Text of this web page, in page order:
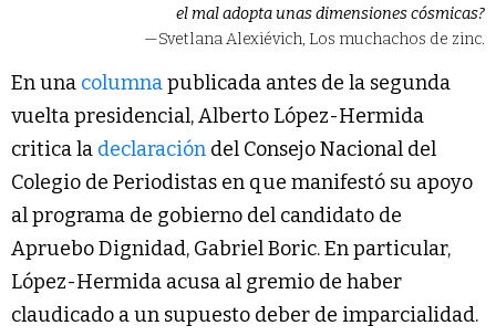
el mal adopta unas dimensiones cósmicas?
—Svetlana Alexiévich, Los muchachos de zinc.
En una columnapublicada antes de la segunda
vuelta presidencial, Alberto López-Hermida
critica la declaración del Consejo Nacional del
Colegio de Periodistas en que manifestó su apoyo
al programa de gobierno del candidato de
Apruebo Dignidad, Gabriel Boric. En particular,
López-Hermida acusa al gremio de haber
claudicado a un supuesto deber de imparcialidad.